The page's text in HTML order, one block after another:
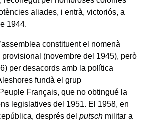
aliades, i entrà, victoriós, a
1944.
constituent el nomenà
(novembre del 1945), però
per desacords amb la política
fundà el grup
Français, que no obtingué la
legislatives del 1951. El 1958, en
després del putsch militar a